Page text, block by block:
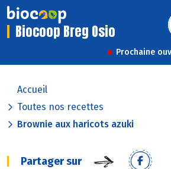
Biocoop Breg Osio
Prochaine
Accueil
Toutes nos recettes
Brownie aux haricots azuki
Partager sur